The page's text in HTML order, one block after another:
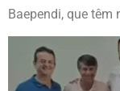
Baependi, que